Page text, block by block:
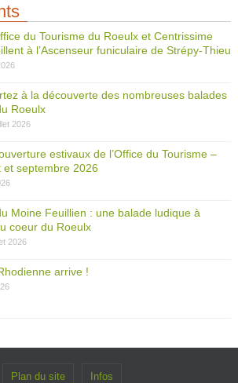
du Tourisme du Roeulx et Centrissime
à l’Ascenseur funiculaire de Strépy-Thieu
à la découverte des nombreuses balades
Roeulx
2026
estivaux de l’Office du Tourisme –
et septembre 2026
Moine Feuillien : une balade ludique à
coeur du Roeulx
2026
arrive !
Plan du site Infos